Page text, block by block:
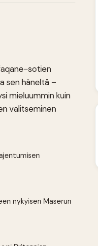
sotien
sen häneltä –
mieluummin kuin
valitseminen
nykyisen Maserun